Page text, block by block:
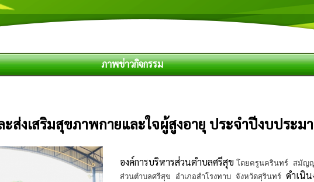
ภาพข่าวกิจกรรม
ะส่งเสริมสุขภาพกายและใจผู้สูงอายุ ประจำปีงบประม
องค์การบริหารส่วนตำบลศรีสุข โดยครูนครินทร์ สมัญ
ส่วนตำบลศรีสุข อำเภอสำโรงทาบ จังหวัดสุรินทร์ ดำเนิน